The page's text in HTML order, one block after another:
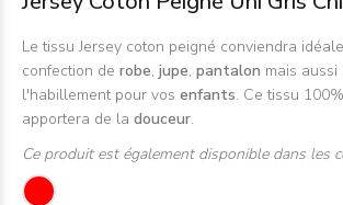
Le tissu Jersey coton peigné conviendra
confection de robe, jupe, pantalon mais aussi
l'habillement pour vos enfants. Ce tissu
apportera de la douceur.
Ce produit est également disponible dans les